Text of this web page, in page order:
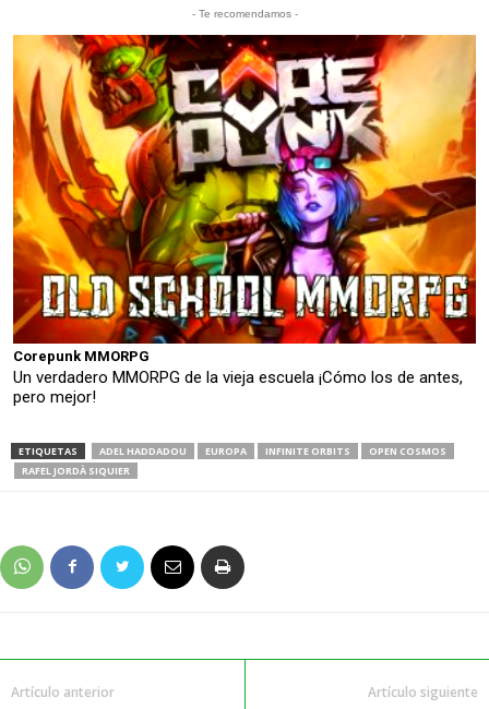
- Te recomendamos -
Corepunk MMORPG
Un verdadero MMORPG de la vieja escuela ¡Cómo los de antes,
pero mejor!
ETIQUETAS ADEL HADDADOU EUROPA INFINITE ORBITS
OPEN COSMOS
RAFEL JORDÀ SIQUIER
Artículo anterior Artículo siguiente